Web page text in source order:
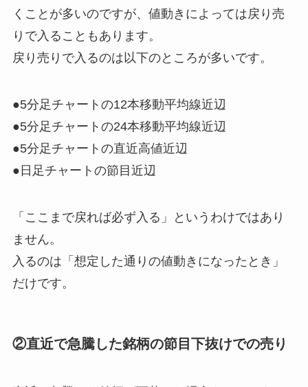
くことが多いのですが、値動きによっては戻り売
りで入ることもあります。
戻り売りで入るのは以下のところが多いです。
●5分足チャートの12本移動平均線近辺
●5分足チャートの24本移動平均線近辺
●5分足チャートの直近高値近辺
●日足チャートの節目近辺
「ここまで戻れば必ず入る」というわけではあり
ません。
入るのは「想定した通りの値動きになったとき」
だけです。
②直近で急騰した銘柄の節目下抜けでの売り